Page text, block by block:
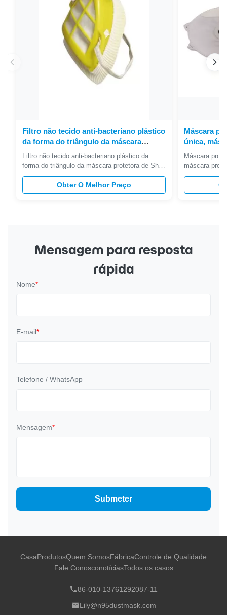
Filtro não tecido anti-bacteriano plástico
da forma do triângulo da máscara
protetora de Shell substituível
Filtro não tecido anti-bacteriano plástico da
forma do triângulo da máscara protetora de Shell
substituível Comparação padrão: Padrão Tipo
dos testes Eficiência da filtragem Penetração
Resistência da inalação Teste o fluxo Partícula
Obter O Melhor Preço
Máscara
única,
se não com
Máscara
máscara
válvula
a poeira & o
especial,
Mensagem para resposta
rápida
Nome*
E-mail*
Telefone / WhatsApp
Mensagem*
Submeter
CasaProdutosQuem SomosFábricaControle de Qualidade
Fale ConosconotíciasTodos os casos
86-010-13761292087-11
Lily@n95dustmask.com